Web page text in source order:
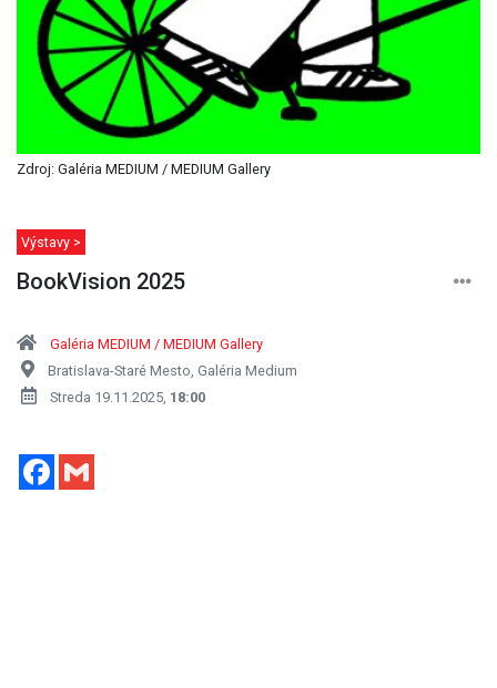
Zdroj: Galéria MEDIUM / MEDIUM Gallery
Výstavy >
BookVision 2025
Galéria MEDIUM / MEDIUM Gallery
Bratislava-Staré Mesto, Galéria Medium
Streda 19.11.2025, 18:00
Facebook